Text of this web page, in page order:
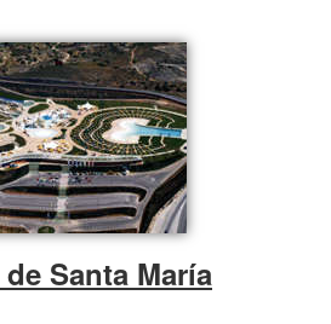
Santa María